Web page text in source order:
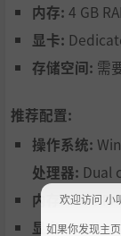
如果堡垒能守
罩之外的战场，
内存: 4 GB
显卡:
存储空间: 需
推荐配置:
操作系统:
处理器: Dual
内存:8 GB
显卡:
欢迎访问 小
如果你发现主